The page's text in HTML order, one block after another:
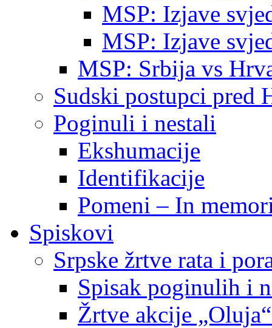
MSP: Izjave
MSP: Izjave
MSP: Srbija vs
Sudski postupci pred
Poginuli i nestali
Ekshumacije
Identifikacije
Pomeni – In
Spiskovi
Srpske žrtve rata i
Spisak poginulih i
Žrtve akcije